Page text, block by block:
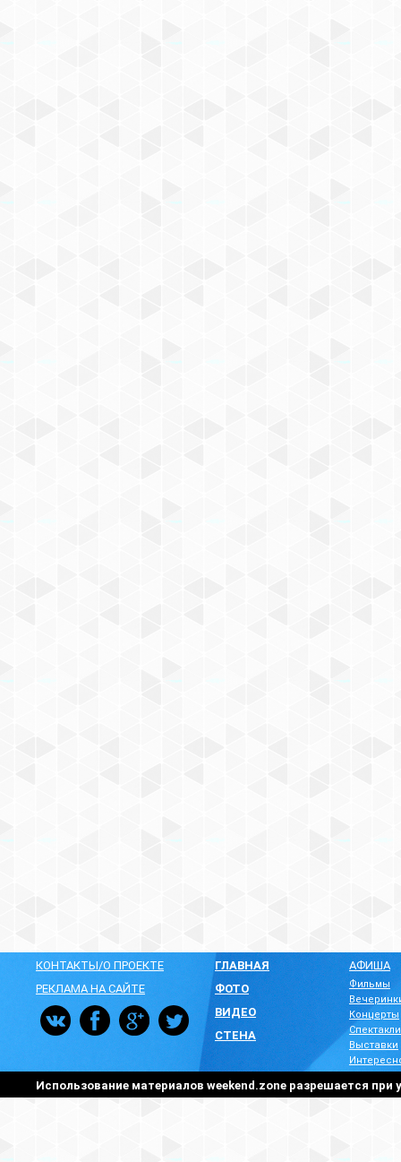
КОНТАКТЫ/О ПРОЕКТЕ
РЕКЛАМА НА САЙТЕ
ГЛАВНАЯ
ФОТО
ВИДЕО
СТЕНА
АФИША
Фильмы
Концерты
Спектакли
Выставки
Использование материалов weekend.zone разрешается